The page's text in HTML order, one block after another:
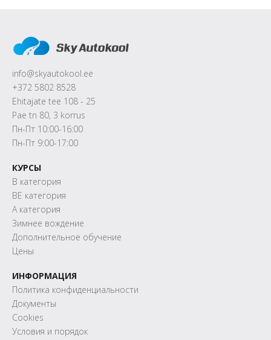
info@skyautokool.ee
+372 5802 8528
Ehitajate tee 108 - 25
Pae tn 80, 3 korrus
Пн-Пт 10:00-16:00
Пн-Пт 9:00-17:00
КУРСЫ
B категория
BE категория
A категория
Зимнее вождение
Дополнительное обучение
Цены
ИНФОРМАЦИЯ
Политика конфиденциальности
Документы
Cookies
Условия и порядок